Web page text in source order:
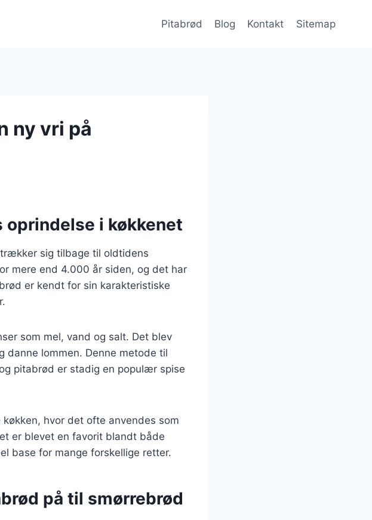
Pitabrød Blog Kontakt Sitemap
ny vri på
i køkkenet
sig tilbage til oldtidens
mere end 4.000 år siden, og det har
er kendt for sin karakteristiske
som mel, vand og salt. Det blev
danne lommen. Denne metode til
pitabrød er stadig en populær spise
hvor det ofte anvendes som
er blevet en favorit blandt både
base for mange forskellige retter.
på til smørrebrød